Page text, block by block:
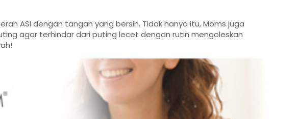
ASI dengan tangan yang bersih. Tidak hanya itu, Moms juga
agar terhindar dari puting lecet dengan rutin mengoleskan